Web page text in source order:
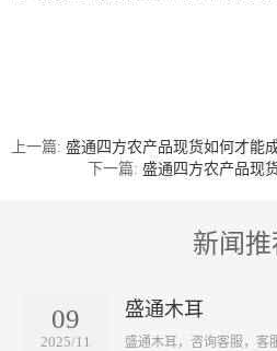
上一篇: 盛通四方农产品现货如何才能
下一篇: 盛通四方农产品现
新闻推
09
2025/11
盛通木耳
盛通木耳，咨询客服，客